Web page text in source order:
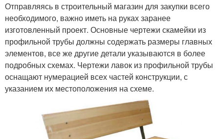
Отправляясь в строительный магазин для закупки всего
необходимого, важно иметь на руках заранее
изготовленный проект. Основные чертежи скамейки из
профильной трубы должны содержать размеры главных
элементов, все же другие детали указываются в более
подробных схемах. Чертежи лавок из профильной трубы
оснащают нумерацией всех частей конструкции, с
указанием их местоположения на схеме.